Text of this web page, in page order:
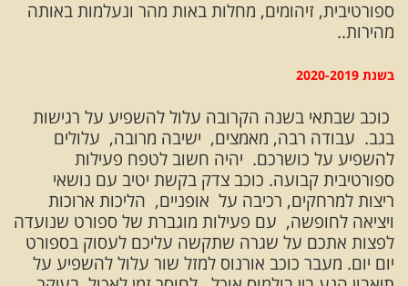
ספורטיבית, זיהומים, מחלות באות מהר ונעלמות באותה
מהירות..
בשנת 2020-2019
כוכב שבתאי בשנה הקרובה עלול להשפיע על רגישות
בגב. עבודה רבה, מאמצים, ישיבה מרובה, עלולים
להשפיע על כושרכם. יהיה חשוב לטפח פעילות
ספורטיבית קבועה. כוכב צדק בקשת יטיב עם נושאי
ריצות למרחקים, רכיבה על אופניים, הליכות ארוכות
ויציאה לחופשה, עם פעילות מוגברת של ספורט שנועדה
לפצות אתכם על שגרה שתקשה עליכם לעסוק בספורט
יום יום. מעבר כוכב אורנוס למזל שור עלול להשפיע על